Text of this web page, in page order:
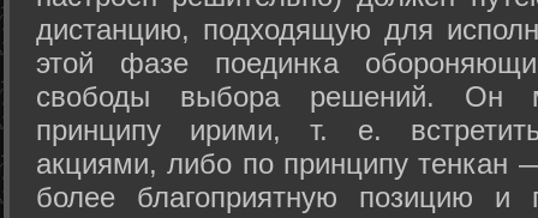
дистанцию, подходящую для
этой фазе поединка
свободы выбора решений. Он
принципу ирими, т. е.
акциями, либо по принципу тенкан
более благоприятную позицию и